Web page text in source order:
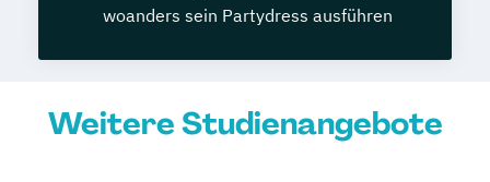
woanders sein Partydress ausführen
Weitere Studienangebote